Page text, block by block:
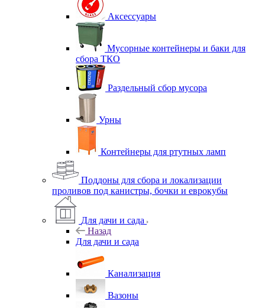
Аксессуары
Мусорные контейнеры и баки для
сбора ТКО
Раздельный сбор мусора
Урны
Контейнеры для ртутных ламп
Поддоны для сбора и локализации
проливов под канистры, бочки и еврокубы
Для дачи и сада
Назад
Для дачи и сада
Канализация
Вазоны